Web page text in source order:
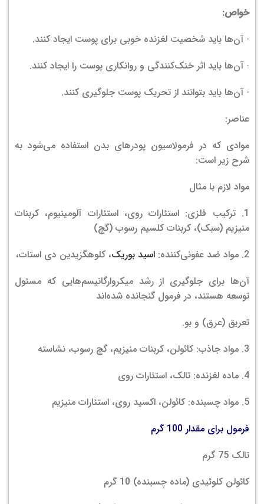
خواص:
· آن‌ها باید شخصیت لغزنده خوبی برای پوست ایجاد کنند.
· آن‌ها باید اثر خنک‌کنندگی و روانکاری پوست را ایجاد کنند.
· آن‌ها باید بتوانند از تحریک پوست جلوگیری کنند.
عناصر:
موادی که در فرمولاسیون پودرهای بدن استفاده می‌شود به
شرح زیر است:
مواد لازم با مثال
1. ترکیب فلزی: استئارات روی، استئارات آلومینیوم، کربنات
منیزیم (سبک)، کربنات کلسیم رسوب (گچ)
2. مواد ضد عفونی‌کننده:
اسید بوریک، کلوهگزیدین دی استات،
آن‌ها برای جلوگیری از رشد میکروارگانیسم‌هایی که مسئول
توسعه هستند، در فرمول گنجانده شده‌اند
تعریق (عرق) و بو.
3. مواد جاذب: کائولن، کربنات منیزیم، گچ رسوب، نشاسته
4. ماده لغزنده: تالک، استئارات روی
5. مواد چسبنده: کائولن، اکسید روی، استئارات منیزیم
فرمول برای مقدار 100 گرم
تالک 75 گرم
کائولن کلوئیدی (ماده چسبنده) 10 گرم